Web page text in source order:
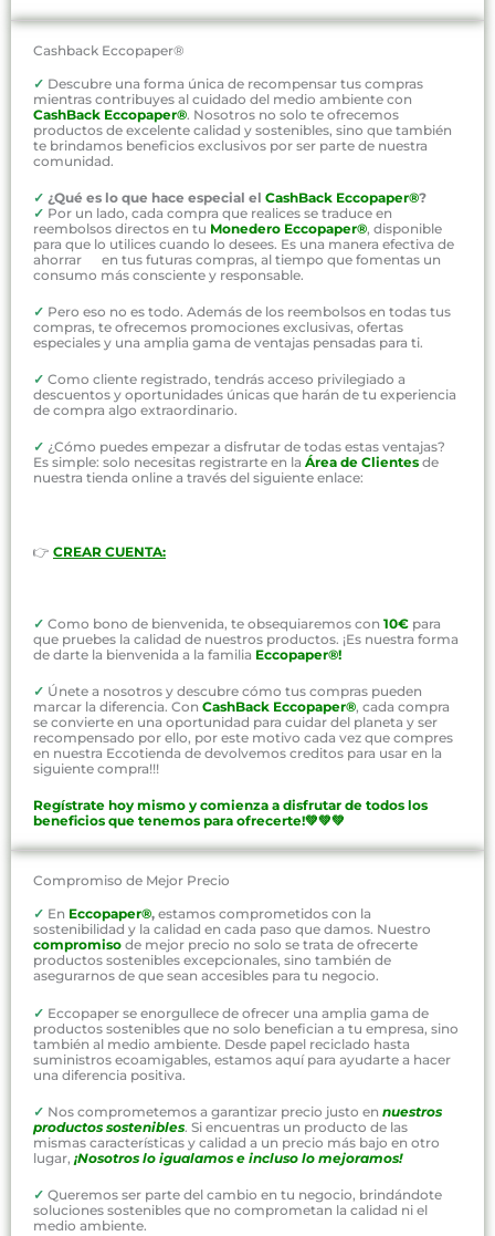
Cashback Eccopaper®
✓ Descubre una forma única de recompensar tus compras
mientras contribuyes al cuidado del medio ambiente con
CashBack Eccopaper®. Nosotros no solo te ofrecemos
productos de excelente calidad y sostenibles, sino que también
te brindamos beneficios exclusivos por ser parte de nuestra
comunidad.
✓ ¿Qué es lo que hace especial el CashBack Eccopaper®?
✓ Por un lado, cada compra que realices se traduce en
reembolsos directos en tu Monedero Eccopaper®, disponible
para que lo utilices cuando lo desees. Es una manera efectiva de
ahorrar en tus futuras compras, al tiempo que fomentas un
consumo más consciente y responsable.
✓ Pero eso no es todo. Además de los reembolsos en todas tus
compras, te ofrecemos promociones exclusivas, ofertas
especiales y una amplia gama de ventajas pensadas para ti.
✓ Como cliente registrado, tendrás acceso privilegiado a
descuentos y oportunidades únicas que harán de tu experiencia
de compra algo extraordinario.
✓ ¿Cómo puedes empezar a disfrutar de todas estas ventajas?
Es simple: solo necesitas registrarte en la Área de Clientes de
nuestra tienda online a través del siguiente enlace:
👉 CREAR CUENTA:
✓ Como bono de bienvenida, te obsequiaremos con 10€ para
que pruebes la calidad de nuestros productos. ¡Es nuestra forma
de darte la bienvenida a la familia Eccopaper®!
✓ Únete a nosotros y descubre cómo tus compras pueden
marcar la diferencia. Con CashBack Eccopaper®, cada compra
se convierte en una oportunidad para cuidar del planeta y ser
recompensado por ello, por este motivo cada vez que compres
en nuestra Eccotienda de devolvemos creditos para usar en la
siguiente compra!!!
Regístrate hoy mismo y comienza a disfrutar de todos los
beneficios que tenemos para ofrecerte!💚💚💚
Compromiso de Mejor Precio
✓ En Eccopaper®, estamos comprometidos con la
sostenibilidad y la calidad en cada paso que damos. Nuestro
compromiso de mejor precio no solo se trata de ofrecerte
productos sostenibles excepcionales, sino también de
asegurarnos de que sean accesibles para tu negocio.
✓ Eccopaper se enorgullece de ofrecer una amplia gama de
productos sostenibles que no solo benefician a tu empresa, sino
también al medio ambiente. Desde papel reciclado hasta
suministros ecoamigables, estamos aquí para ayudarte a hacer
una diferencia positiva.
✓ Nos comprometemos a garantizar precio justo en nuestros
productos sostenibles. Si encuentras un producto de las
mismas características y calidad a un precio más bajo en otro
lugar, ¡Nosotros lo igualamos e incluso lo mejoramos!
✓ Queremos ser parte del cambio en tu negocio, brindándote
soluciones sostenibles que no comprometan la calidad ni el
medio ambiente.